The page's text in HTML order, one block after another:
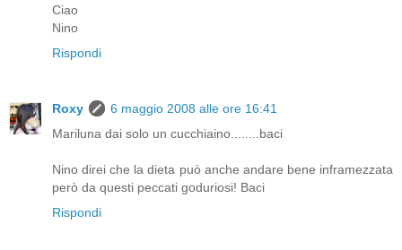
Ciao
Nino
Rispondi
Roxy
6 maggio 2008 alle ore 16:41
Mariluna dai solo un cucchiaino........baci
Nino direi che la dieta può anche andare bene inframezzata
però da questi peccati goduriosi! Baci
Rispondi